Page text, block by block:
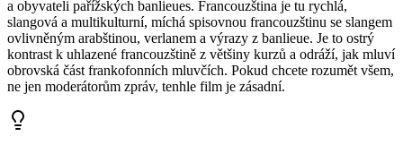
a obyvateli pařížských banlieues. Francouzština je tu rychlá,
slangová a multikulturní, míchá spisovnou francouzštinu se slangem
ovlivněným arabštinou, verlanem a výrazy z banlieue. Je to ostrý
kontrast k uhlazené francouzštině z většiny kurzů a odráží, jak mluví
obrovská část frankofonních mluvčích. Pokud chcete rozumět všem,
ne jen moderátorům zpráv, tenhle film je zásadní.